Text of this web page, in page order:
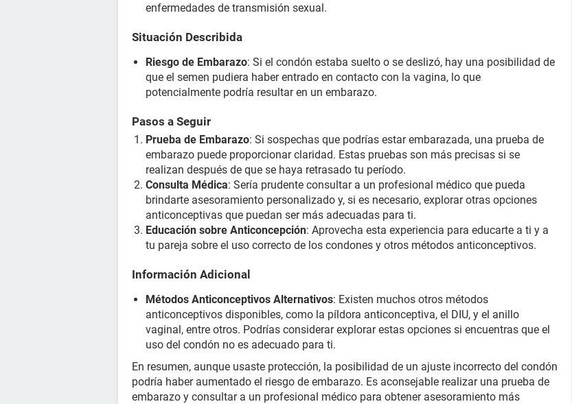
enfermedades de transmisión sexual.
Situación Describida
Riesgo de Embarazo: Si el condón estaba suelto o se deslizó, hay una posibilidad de
que el semen pudiera haber entrado en contacto con la vagina, lo que
potencialmente podría resultar en un embarazo.
Pasos a Seguir
Prueba de Embarazo: Si sospechas que podrías estar embarazada, una prueba de
embarazo puede proporcionar claridad. Estas pruebas son más precisas si se
realizan después de que se haya retrasado tu período.
Consulta Médica: Sería prudente consultar a un profesional médico que pueda
brindarte asesoramiento personalizado y, si es necesario, explorar otras opciones
anticonceptivas que puedan ser más adecuadas para ti.
Educación sobre Anticoncepción: Aprovecha esta experiencia para educarte a ti y a
tu pareja sobre el uso correcto de los condones y otros métodos anticonceptivos.
Información Adicional
Métodos Anticonceptivos Alternativos: Existen muchos otros métodos
anticonceptivos disponibles, como la píldora anticonceptiva, el DIU, y el anillo
vaginal, entre otros. Podrías considerar explorar estas opciones si encuentras que el
uso del condón no es adecuado para ti.
En resumen, aunque usaste protección, la posibilidad de un ajuste incorrecto del condón
podría haber aumentado el riesgo de embarazo. Es aconsejable realizar una prueba de
embarazo y consultar a un profesional médico para obtener asesoramiento más